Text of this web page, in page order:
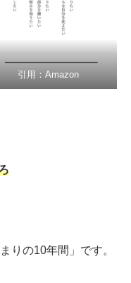
引用：Amazon
りの10年間」です。